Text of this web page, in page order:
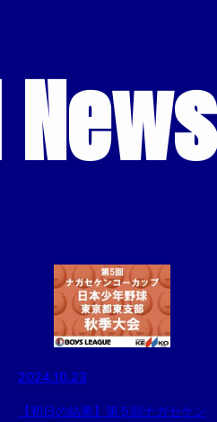
2024.10.23
【初日の結果】第５回ナガセケン